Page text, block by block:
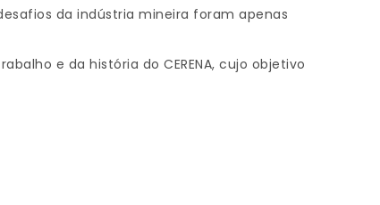
da indústria mineira foram apenas
e da história do CERENA, cujo objetivo